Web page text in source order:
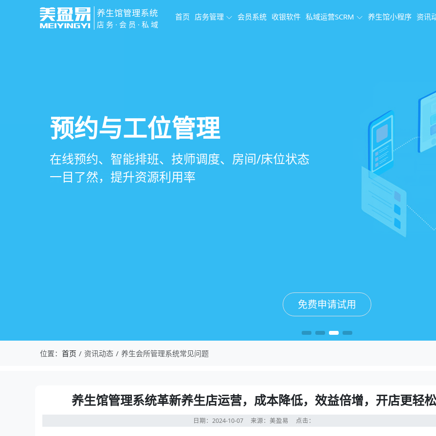
养生馆管理系统
店务·会员·私域
首页 店务管理 会员系统 收银软件 私域运营SCRM 养生馆小程序 资讯
智慧养生馆管理系统
一站式解决养生馆预约、服务、会员、财务、营
销全流程数字化管理
免费申请试用
会员营销&锁客
会员积分、套餐定制、精准营销、客户关怀，提
升复购率与客单价
免费申请试用
预约与工位管理
在线预约、智能排班、技师调度、房间/床位状态
一目了然，提升资源利用率
免费申请试用
健康档案与效果追踪
客户体质记录、服务方案执行、效果对比，数据
化展示服务价值
免费申请试用
位置： 首页 资讯动态 养生会所管理系统常见问题
养生馆管理系统革新养生店运营，成本降低，效益倍增，开店更轻松
日期：2024-10-07 来源：美盈易 点击：